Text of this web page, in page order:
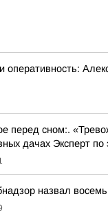
оперативность:
перед сном:.
дачах Эксперт по
назвал